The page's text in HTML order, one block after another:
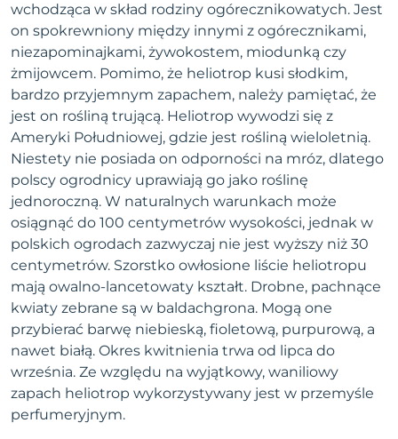
wchodząca w skład rodziny ogórecznikowatych. Jest
on spokrewniony między innymi z ogórecznikami,
niezapominajkami, żywokostem, miodunką czy
żmijowcem. Pomimo, że heliotrop kusi słodkim,
bardzo przyjemnym zapachem, należy pamiętać, że
jest on rośliną trującą. Heliotrop wywodzi się z
Ameryki Południowej, gdzie jest rośliną wieloletnią.
Niestety nie posiada on odporności na mróz, dlatego
polscy ogrodnicy uprawiają go jako roślinę
jednoroczną. W naturalnych warunkach może
osiągnąć do 100 centymetrów wysokości, jednak w
polskich ogrodach zazwyczaj nie jest wyższy niż 30
centymetrów. Szorstko owłosione liście heliotropu
mają owalno-lancetowaty kształt. Drobne, pachnące
kwiaty zebrane są w baldachgrona. Mogą one
przybierać barwę niebieską, fioletową, purpurową, a
nawet białą. Okres kwitnienia trwa od lipca do
września. Ze względu na wyjątkowy, waniliowy
zapach heliotrop wykorzystywany jest w przemyśle
perfumeryjnym.